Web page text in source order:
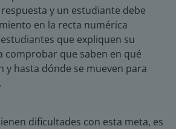
y un estudiante debe
en la recta numérica
que expliquen su
comprobar que saben en qué
y hasta dónde se mueven para
dificultades con esta meta, es